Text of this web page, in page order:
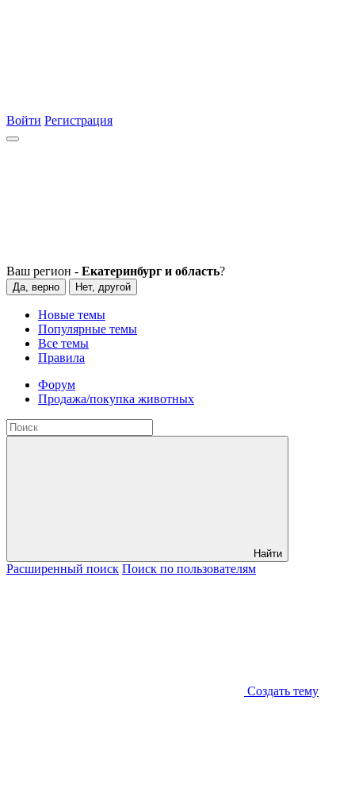
Войти Регистрация
Ваш регион - Екатеринбург и область?
Да, верно Нет, другой
Новые темы
Популярные темы
Все темы
Правила
Форум
Продажа/покупка животных
Найти
Расширенный поиск Поиск по пользователям
Создать тему